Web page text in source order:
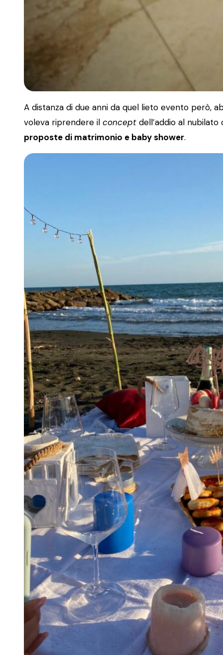
A distanza di due anni da quel lieto evento però,
voleva riprendere il concept dell’addio al
proposte di matrimonio e baby shower.